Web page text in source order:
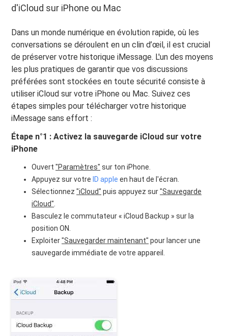
d'iCloud sur iPhone ou Mac
Dans un monde numérique en évolution rapide, où les
conversations se déroulent en un clin d’œil, il est crucial
de préserver votre historique iMessage. L'un des moyens
les plus pratiques de garantir que vos discussions
préférées sont stockées en toute sécurité consiste à
utiliser iCloud sur votre iPhone ou Mac. Suivez ces
étapes simples pour télécharger votre historique
iMessage sans effort :
Étape n°1 : Activez la sauvegarde iCloud sur votre
iPhone
Ouvert"Paramètres" sur ton iPhone.
Appuyez sur votre ID apple en haut de l'écran.
Sélectionnez"iCloud" puis appuyez sur"Sauvegarde
iCloud"
Basculez le commutateur « iCloud Backup » sur la
position ON.
Exploiter"Sauvegarder maintenant" pour lancer une
sauvegarde immédiate de votre appareil.